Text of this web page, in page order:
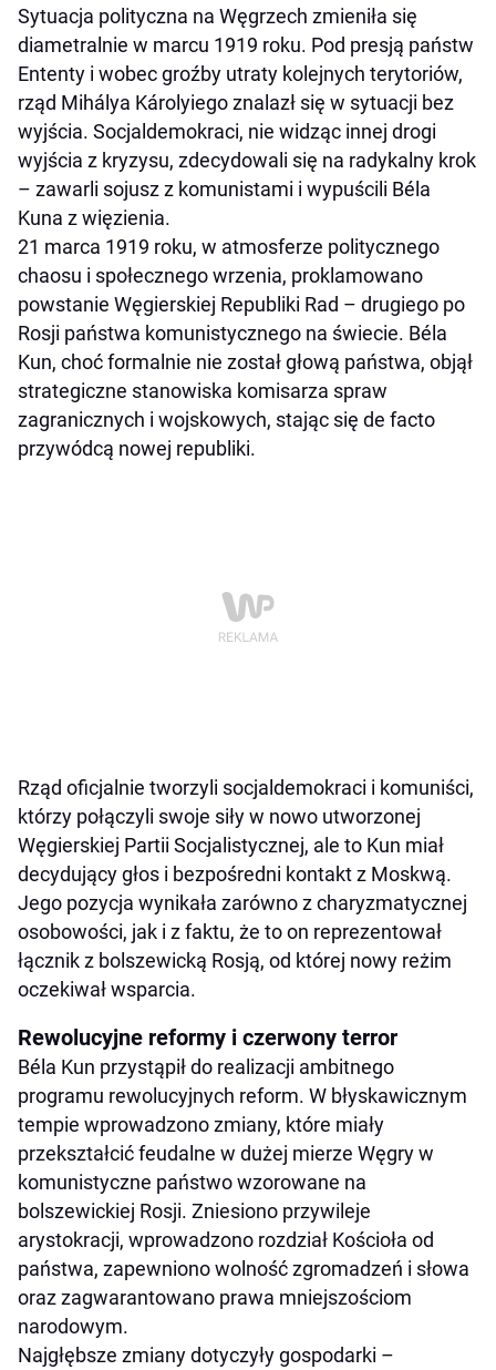
Sytuacja polityczna na Węgrzech zmieniła się
diametralnie w marcu 1919 roku. Pod presją państw
Ententy i wobec groźby utraty kolejnych terytoriów,
rząd Mihálya Károlyiego znalazł się w sytuacji bez
wyjścia. Socjaldemokraci, nie widząc innej drogi
wyjścia z kryzysu, zdecydowali się na radykalny krok
– zawarli sojusz z komunistami i wypuścili Béla
Kuna z więzienia.
21 marca 1919 roku, w atmosferze politycznego
chaosu i społecznego wrzenia, proklamowano
powstanie Węgierskiej Republiki Rad – drugiego po
Rosji państwa komunistycznego na świecie. Béla
Kun, choć formalnie nie został głową państwa, objął
strategiczne stanowiska komisarza spraw
zagranicznych i wojskowych, stając się de facto
przywódcą nowej republiki.
Rząd oficjalnie tworzyli socjaldemokraci i komuniści,
którzy połączyli swoje siły w nowo utworzonej
Węgierskiej Partii Socjalistycznej, ale to Kun miał
decydujący głos i bezpośredni kontakt z Moskwą.
Jego pozycja wynikała zarówno z charyzmatycznej
osobowości, jak i z faktu, że to on reprezentował
łącznik z bolszewicką Rosją, od której nowy reżim
oczekiwał wsparcia.
Rewolucyjne reformy i czerwony terror
Béla Kun przystąpił do realizacji ambitnego
programu rewolucyjnych reform. W błyskawicznym
tempie wprowadzono zmiany, które miały
przekształcić feudalne w dużej mierze Węgry w
komunistyczne państwo wzorowane na
bolszewickiej Rosji. Zniesiono przywileje
arystokracji, wprowadzono rozdział Kościoła od
państwa, zapewniono wolność zgromadzeń i słowa
oraz zagwarantowano prawa mniejszościom
narodowym.
Najgłębsze zmiany dotyczyły gospodarki –